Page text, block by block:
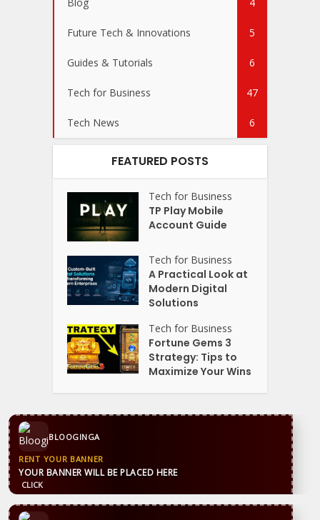
Blog 4
Future Tech & Innovations 5
Guides & Tutorials 6
Tech for Business 47
Tech News 6
FEATURED POSTS
Tech for Business
TP Play Mobile
Account Guide
Tech for Business
A Practical Look at
Modern Digital
Solutions
Tech for Business
Fortune Gems 3
Strategy: Tips to
Maximize Your Wins
BLOOGINGA
RENT YOUR BANNER
YOUR BANNER WILL BE PLACED HERE
CLICK